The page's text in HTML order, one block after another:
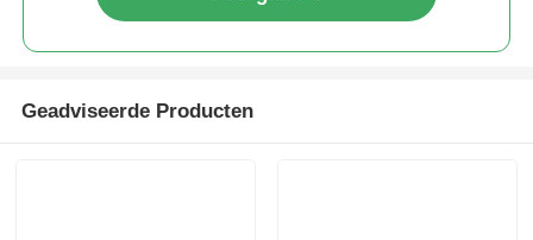
Geadviseerde Producten